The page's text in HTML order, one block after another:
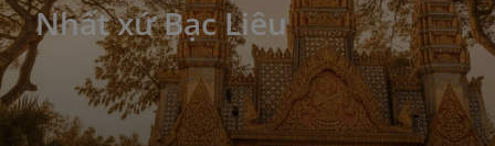
Nhất xứ Bạc Liêu